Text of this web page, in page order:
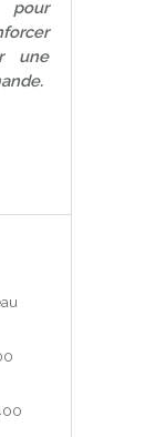
pour
une